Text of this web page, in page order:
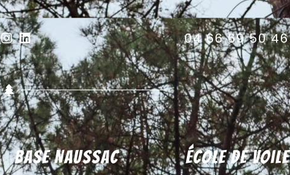
04 66 69 50 46
Base Naussac école de voile